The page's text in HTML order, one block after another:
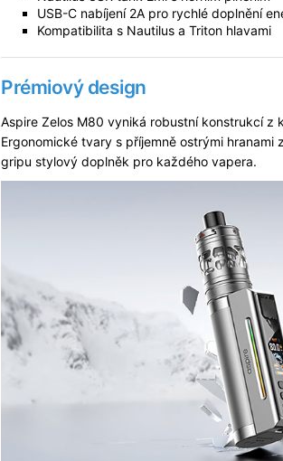
USB-C nabíjení 2A pro rychlé doplnění
Kompatibilita s Nautilus a Triton hlavami
Prémiový design
Aspire Zelos M80 vyniká robustní konstrukcí z
Ergonomické tvary s příjemně ostrými
gripu stylový doplněk pro každého vapera.